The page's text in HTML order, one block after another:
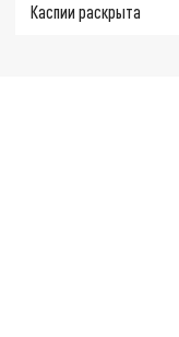
Каспии раскрыта